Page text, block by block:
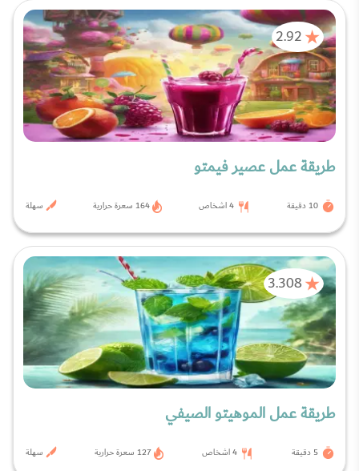
2.92
طريقة عمل عصير فيمتو
10 دقيقة 4 اشخاص 164 سعرة حرارية سهلة
3.308
طريقة عمل الموهيتو الصيفي
5 دقيقة 4 اشخاص 127 سعرة حرارية سهلة